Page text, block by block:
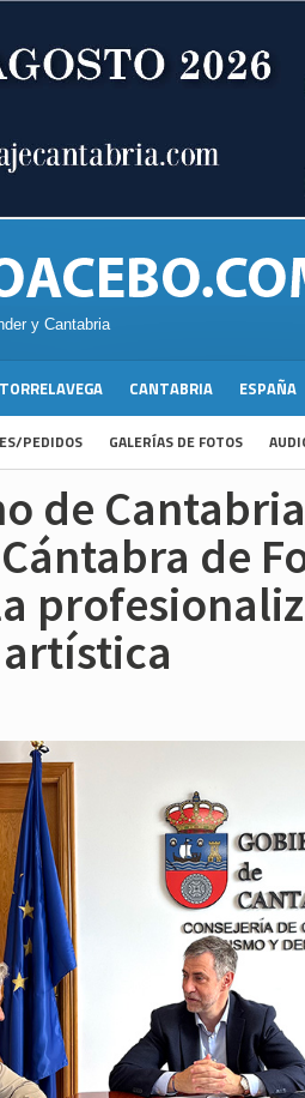
y Cantabria
TORRELAVEGA CANTABRIA ESPAÑA
PEDIDOS GALERÍAS DE FOTOS
de
de